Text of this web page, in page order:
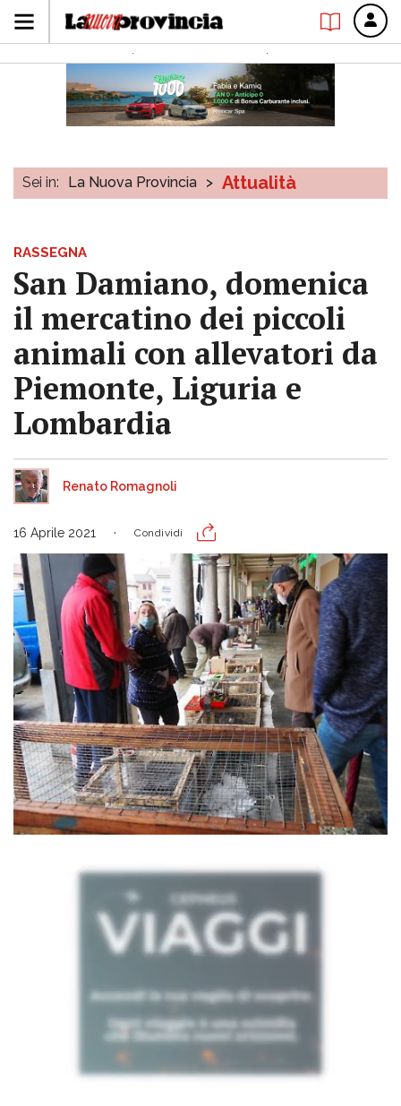
Sei in: La Nuova Provincia > Attualità
RASSEGNA
San Damiano, domenica
il mercatino dei piccoli
animali con allevatori da
Piemonte, Liguria e
Lombardia
Renato Romagnoli
16 Aprile 2021 Condividi